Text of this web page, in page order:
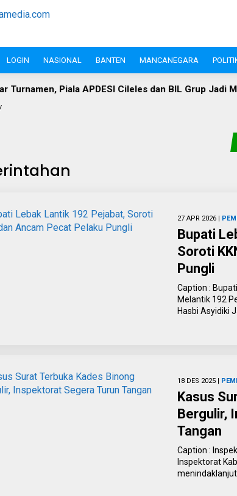
LOGIN NASIONAL BANTEN MANCANEGARA
Cileles dan BIL Grup Jadi Momentum Bangun
27 APR 2026 |
Bupati
Soroti
Pungli
Caption :
Melantik 192
Hasbi Asyidiki
18 DES 2025 |
Kasus
Bergulir,
Tangan
Caption :
Inspektorat